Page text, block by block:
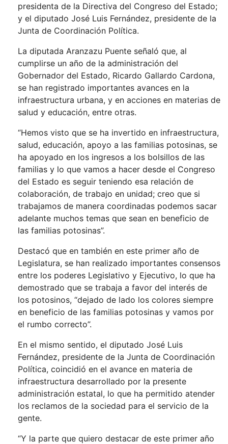
presidenta de la Directiva del Congreso del Estado;
y el diputado José Luis Fernández, presidente de la
Junta de Coordinación Política.
La diputada Aranzazu Puente señaló que, al
cumplirse un año de la administración del
Gobernador del Estado, Ricardo Gallardo Cardona,
se han registrado importantes avances en la
infraestructura urbana, y en acciones en materias de
salud y educación, entre otras.
“Hemos visto que se ha invertido en infraestructura,
salud, educación, apoyo a las familias potosinas, se
ha apoyado en los ingresos a los bolsillos de las
familias y lo que vamos a hacer desde el Congreso
del Estado es seguir teniendo esa relación de
colaboración, de trabajo en unidad; creo que si
trabajamos de manera coordinadas podemos sacar
adelante muchos temas que sean en beneficio de
las familias potosinas”.
Destacó que en también en este primer año de
Legislatura, se han realizado importantes consensos
entre los poderes Legislativo y Ejecutivo, lo que ha
demostrado que se trabaja a favor del interés de
los potosinos, “dejado de lado los colores siempre
en beneficio de las familias potosinas y vamos por
el rumbo correcto”.
En el mismo sentido, el diputado José Luis
Fernández, presidente de la Junta de Coordinación
Política, coincidió en el avance en materia de
infraestructura desarrollado por la presente
administración estatal, lo que ha permitido atender
los reclamos de la sociedad para el servicio de la
gente.
“Y la parte que quiero destacar de este primer año